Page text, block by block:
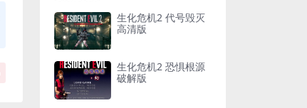
生化危机2 代号毁灭
高清版
生化危机2 恐惧根源
破解版